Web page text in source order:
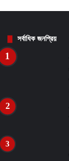
সর্বাধিক জনপ্রিয়